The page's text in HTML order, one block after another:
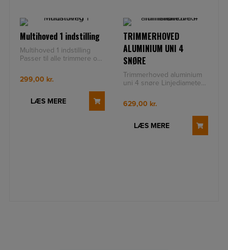
Multihoved 1 indstilling
Multihoved 1 indstilling
Passer til alle trimmere og
299,00 kr.
LÆS MERE
TRIMMERHOVED
ALUMINIUM UNI 4
SNØRE
Trimmerhoved aluminium
uni 4 snøre Linjediameter
629,00 kr.
LÆS MERE